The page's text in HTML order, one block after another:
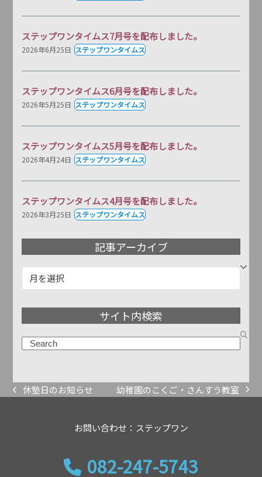
ステップワンタイムス7月号を配布しました。
2026年6月25日 ステップワンタイムス
ステップワンタイムス6月号を配布しました。
2026年5月25日 ステップワンタイムス
ステップワンタイムス5月号を配布しました。
2026年4月24日 ステップワンタイムス
ステップワンタイムス4月号を配布しました。
2026年3月25日 ステップワンタイムス
記事アーカイブ
事
サイト内検索
previous
休塾日のお知らせ
next
幼稚園のこくご・さんすう教室
お問い合わせ：ステップワン
082-247-5743